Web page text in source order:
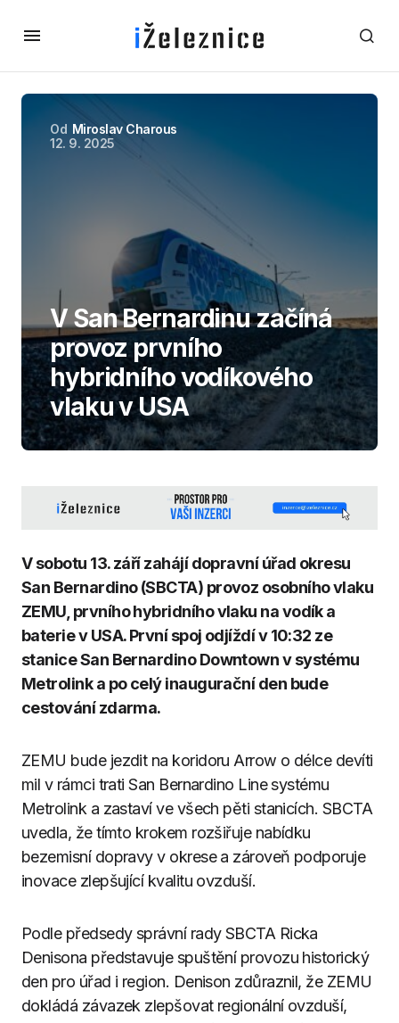
Od Miroslav Charous
12. 9. 2025
V San Bernardinu začíná
provoz prvního
hybridního vodíkového
vlaku v USA
V sobotu 13. září zahájí dopravní úřad okresu
San Bernardino (SBCTA) provoz osobního vlaku
ZEMU, prvního hybridního vlaku na vodík a
baterie v USA. První spoj odjíždí v 10:32 ze
stanice San Bernardino Downtown v systému
Metrolink a po celý inaugurační den bude
cestování zdarma.
ZEMU bude jezdit na koridoru Arrow o délce devíti
mil v rámci trati San Bernardino Line systému
Metrolink a zastaví ve všech pěti stanicích. SBCTA
uvedla, že tímto krokem rozšiřuje nabídku
bezemisní dopravy v okrese a zároveň podporuje
inovace zlepšující kvalitu ovzduší.
Podle předsedy správní rady SBCTA Ricka
Denisona představuje spuštění provozu historický
den pro úřad i region. Denison zdůraznil, že ZEMU
dokládá závazek zlepšovat regionální ovzduší,